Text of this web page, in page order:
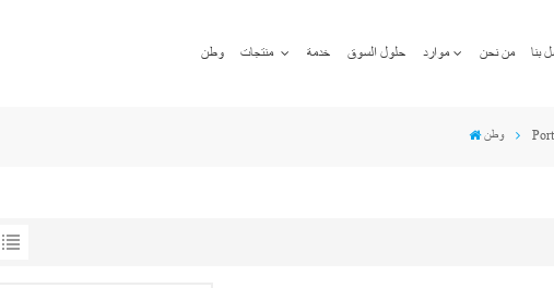
وطن منتجات خدمة حلول السوق موارد من نحن بنا
وطن